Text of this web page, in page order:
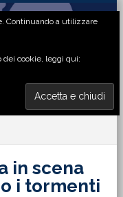
in scena
i tormenti
Continuando a utilizzare
dei cookie, leggi qui: